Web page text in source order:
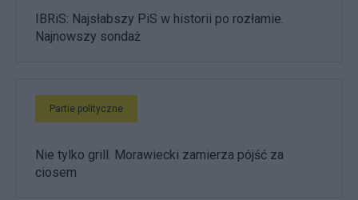
IBRiS: Najsłabszy PiS w historii po rozłamie.
Najnowszy sondaż
Partie polityczne
Nie tylko grill. Morawiecki zamierza pójść za
ciosem